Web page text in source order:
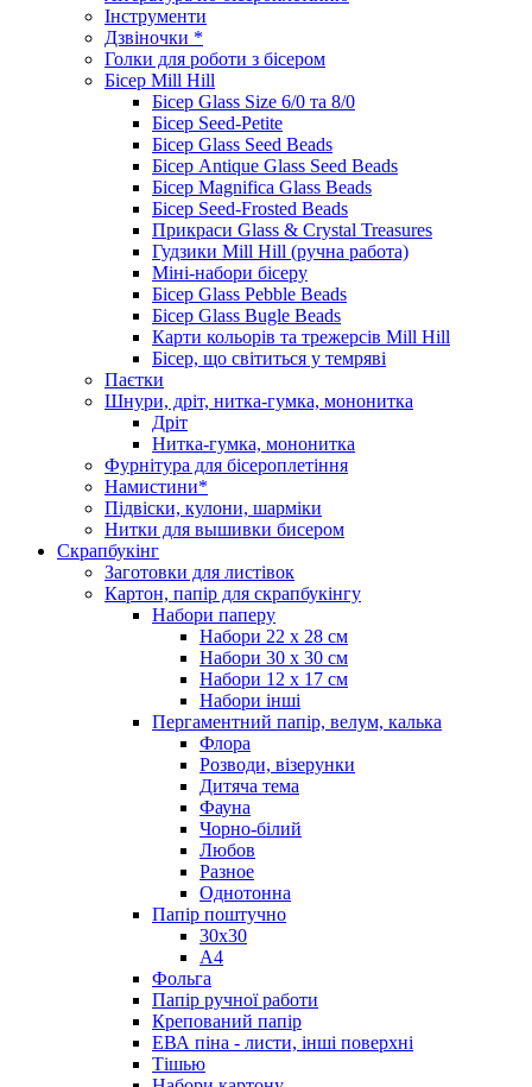
Інструменти
Дзвіночки *
Голки для роботи з бісером
Бісер Mill Hill
Бісер Glass Size 6/0 та 8/0
Бісер Seed-Petite
Бісер Glass Seed Beads
Бісер Antique Glass Seed Beads
Бісер Magnifica Glass Beads
Бісер Seed-Frosted Beads
Прикраси Glass & Crystal Treasures
Гудзики Mill Hill (ручна работа)
Міні-набори бісеру
Бісер Glass Pebble Beads
Бісер Glass Bugle Beads
Карти кольорів та трежерсів Mill Hill
Бісер, що світиться у темряві
Паєтки
Шнури, дріт, нитка-гумка, мононитка
Дріт
Нитка-гумка, мононитка
Фурнітура для бісероплетіння
Намистини*
Підвіски, кулони, шарміки
Нитки для вышивки бисером
Скрапбукінг
Заготовки для листівок
Картон, папір для скрапбукінгу
Набори паперу
Набори 22 х 28 см
Набори 30 х 30 см
Набори 12 х 17 см
Набори інші
Пергаментний папір, велум, калька
Флора
Розводи, візерунки
Дитяча тема
Фауна
Чорно-білий
Любов
Разное
Однотонна
Папір поштучно
30х30
А4
Фольга
Папір ручної работи
Крепований папір
ЕВА піна - листи, інші поверхні
Тішью